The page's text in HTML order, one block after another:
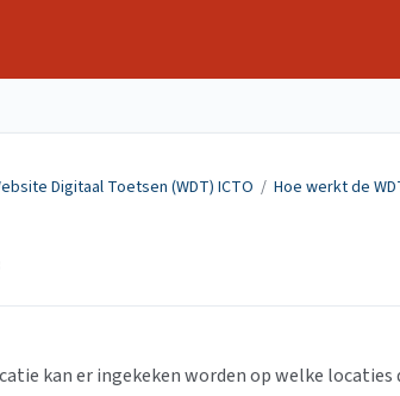
Digitaal Toetsen (WDT) ICTO / Hoe werkt de
kan er ingekeken worden op welke